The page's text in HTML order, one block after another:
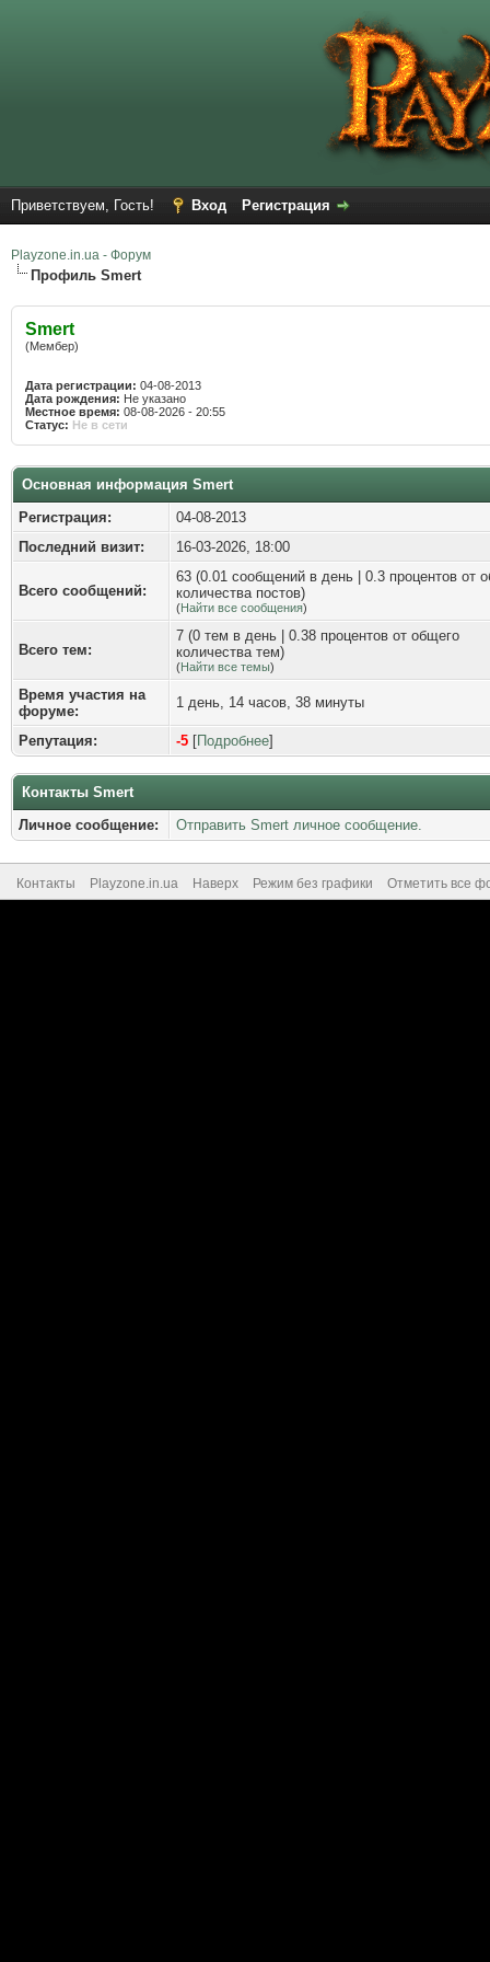
Приветствуем, Гость! Вход Регистрация
Playzone.in.ua - Форум
Профиль Smert
Smert
(Мембер)
Дата регистрации: 04-08-2013
Дата рождения: Не указано
Местное время: 08-08-2026 - 20:55
Статус: Не в сети
Основная информация Smert
Регистрация:
04-08-2013
Последний визит:
16-03-2026, 18:00
Всего сообщений:
63 (0.01 сообщений в день | 0.3 процентов от
количества постов)
(Найти все сообщения)
Всего тем:
7 (0 тем в день | 0.38 процентов от общего
количества тем)
(Найти все темы)
Время участия на
форуме:
1 день, 14 часов, 38 минуты
Репутация: -5 [Подробнее]
Контакты Smert
Личное сообщение:
Отправить Smert личное сообщение.
Контакты Playzone.in.ua Наверх Режим без графики Отметить все